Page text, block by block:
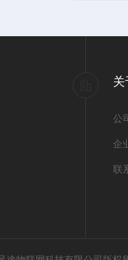
关
公
企
联